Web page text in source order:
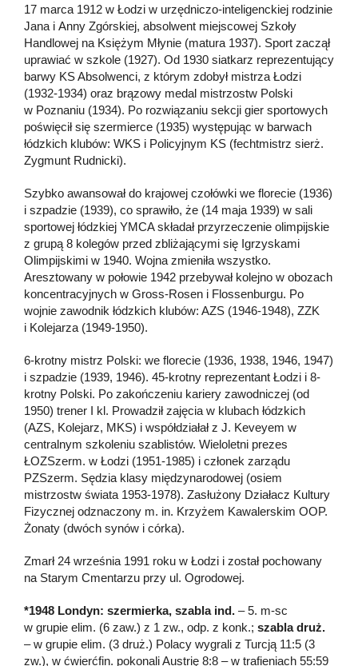
17 marca 1912 w Łodzi w urzędniczo-inteligenckiej rodzinie
Jana i Anny Zgórskiej, absolwent miejscowej Szkoły
Handlowej na Księżym Młynie (matura 1937). Sport zaczął
uprawiać w szkole (1927). Od 1930 siatkarz reprezentujący
barwy KS Absolwenci, z którym zdobył mistrza Łodzi
(1932-1934) oraz brązowy medal mistrzostw Polski
w Poznaniu (1934). Po rozwiązaniu sekcji gier sportowych
poświęcił się szermierce (1935) występując w barwach
łódzkich klubów: WKS i Policyjnym KS (fechtmistrz sierż.
Zygmunt Rudnicki).
Szybko awansował do krajowej czołówki we florecie (1936)
i szpadzie (1939), co sprawiło, że (14 maja 1939) w sali
sportowej łódzkiej YMCA składał przyrzeczenie olimpijskie
z grupą 8 kolegów przed zbliżającymi się Igrzyskami
Olimpijskimi w 1940. Wojna zmieniła wszystko.
Aresztowany w połowie 1942 przebywał kolejno w obozach
koncentracyjnych w Gross-Rosen i Flossenburgu. Po
wojnie zawodnik łódzkich klubów: AZS (1946-1948), ZZK
i Kolejarza (1949-1950).
6-krotny mistrz Polski: we florecie (1936, 1938, 1946, 1947)
i szpadzie (1939, 1946). 45-krotny reprezentant Łodzi i 8-
krotny Polski. Po zakończeniu kariery zawodniczej (od
1950) trener I kl. Prowadził zajęcia w klubach łódzkich
(AZS, Kolejarz, MKS) i współdziałał z J. Keveyem w
centralnym szkoleniu szablistów. Wieloletni prezes
ŁOZSzerm. w Łodzi (1951-1985) i członek zarządu
PZSzerm. Sędzia klasy międzynarodowej (osiem
mistrzostw świata 1953-1978). Zasłużony Działacz Kultury
Fizycznej odznaczony m. in. Krzyżem Kawalerskim OOP.
Żonaty (dwóch synów i córka).
Zmarł 24 września 1991 roku w Łodzi i został pochowany
na Starym Cmentarzu przy ul. Ogrodowej.
*1948 Londyn: szermierka, szabla ind. – 5. m-sc
w grupie elim. (6 zaw.) z 1 zw., odp. z konk.; szabla druż.
– w grupie elim. (3 druż.) Polacy wygrali z Turcją 11:5 (3
zw.), w ćwierćfin. pokonali Austrię 8:8 – w trafieniach 55:59